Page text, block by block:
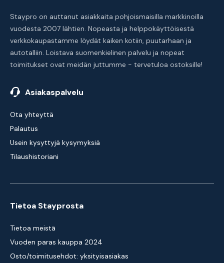
Staypro on auttanut asiakkaita pohjoismaisilla markkinoilla
vuodesta 2007 lähtien. Nopeasta ja helppokäyttöisestä
verkkokaupastamme löydät kaiken kotiin, puutarhaan ja
autotalliin. Loistava suomenkielinen palvelu ja nopeat
toimitukset ovat meidän juttumme - tervetuloa ostoksille!
Asiakaspalvelu
Ota yhteyttä
Palautus
Usein kysyttyjä kysymyksiä
Tilaushistoriani
Tietoa Stayprosta
Tietoa meistä
Vuoden paras kauppa 2024
Osto/toimitusehdot: yksityisasiakas